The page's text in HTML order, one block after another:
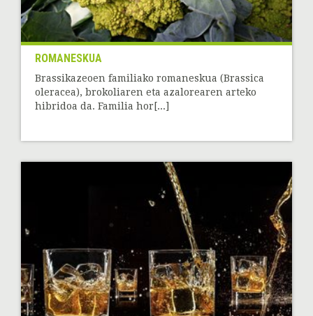
ROMANESKUA
Brassikazeoen familiako romaneskua (Brassica
oleracea), brokoliaren eta azalorearen arteko
hibridoa da. Familia hor[...]